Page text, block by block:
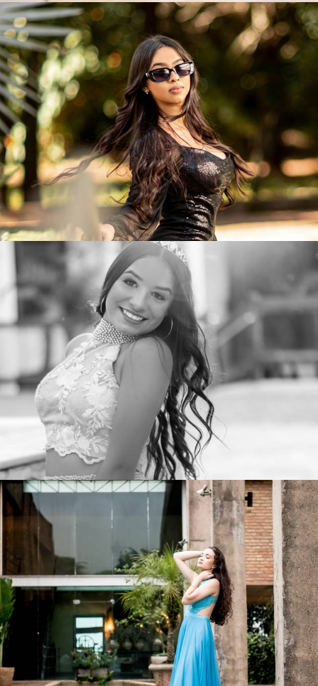
461 0
508 0
513